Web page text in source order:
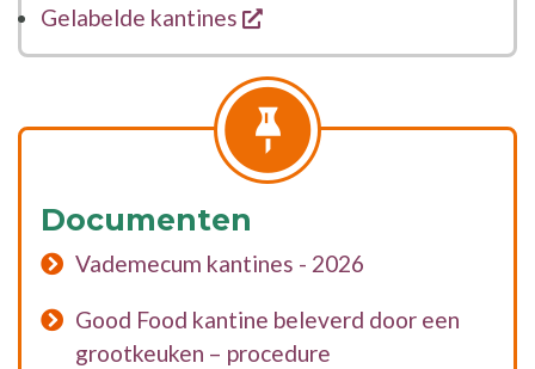
Gelabelde kantines
opent een nieuw venster
Documenten
Vademecum kantines - 2026
Good Food kantine beleverd door een
grootkeuken – procedure